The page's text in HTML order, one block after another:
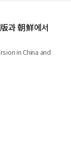
과 朝鮮에서
in China and